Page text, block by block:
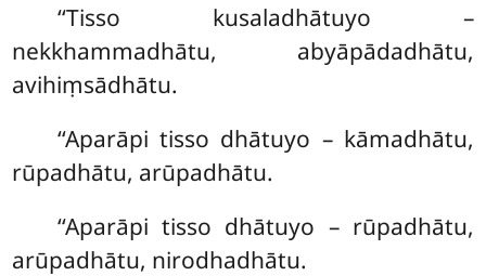
‘‘Tisso kusaladhātuyo –
nekkhammadhātu, abyāpādadhātu,
avihiṃsādhātu.
‘‘Aparāpi tisso dhātuyo – kāmadhātu,
rūpadhātu, arūpadhātu.
‘‘Aparāpi tisso dhātuyo – rūpadhātu,
arūpadhātu, nirodhadhātu.